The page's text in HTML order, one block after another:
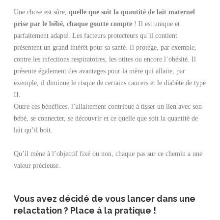
Une chose est sûre, quelle que soit la quantité de lait maternel
prise par le bébé, chaque goutte compte! Il est unique et
parfaitement adapté. Les facteurs protecteurs qu’il contient
présentent un grand intérêt pour sa santé. Il protège, par exemple,
contre les infections respiratoires, les otites ou encore l’obésité. Il
présente également des avantages pour la mère qui allaite, par
exemple, il diminue le risque de certains cancers et le diabète de type
II.
Outre ces bénéfices, l’allaitement contribue à tisser un lien avec son
bébé, se connecter, se découvrir et ce quelle que soit la quantité de
lait qu’il boit.
Qu’il mène à l’objectif fixé ou non, chaque pas sur ce chemin a une
valeur précieuse.
Vous avez décidé de vous lancer dans une
relactation ? Place à la pratique !